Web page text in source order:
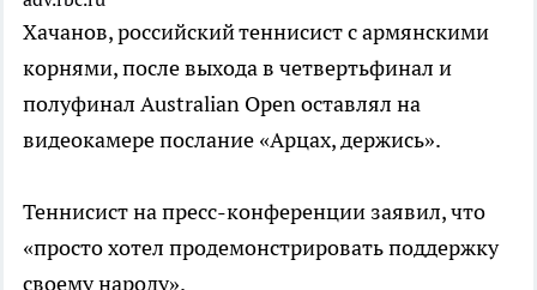
Хачанов, российский теннисист с армянскими
корнями, после выхода в четвертьфинал и
полуфинал Australian Open оставлял на
видеокамере послание «Арцах, держись».
Теннисист на пресс-конференции заявил, что
«просто хотел продемонстрировать поддержку
своему народу».